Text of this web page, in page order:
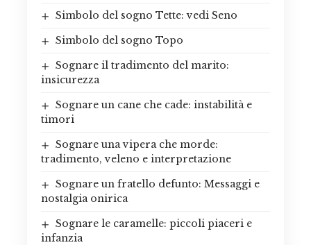
Simbolo del sogno Tette: vedi Seno
Simbolo del sogno Topo
Sognare il tradimento del marito:
insicurezza
Sognare un cane che cade: instabilità e
timori
Sognare una vipera che morde:
tradimento, veleno e interpretazione
Sognare un fratello defunto: Messaggi e
nostalgia onirica
Sognare le caramelle: piccoli piaceri e
infanzia